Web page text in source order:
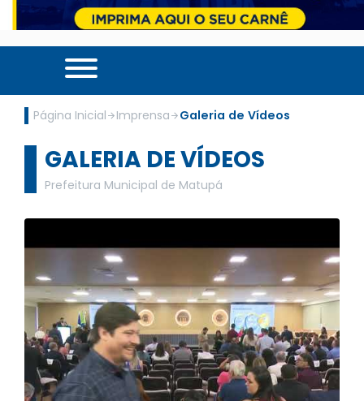
Página Inicial Imprensa Galeria de Vídeos
GALERIA DE VÍDEOS
Prefeitura Municipal de Matupá